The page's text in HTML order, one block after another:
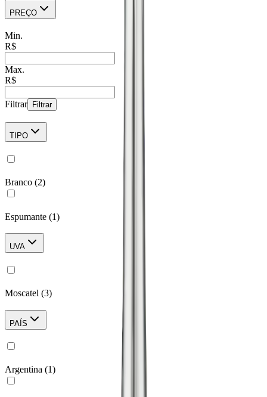
PREÇO
Min.
R$
Max.
R$
Filtrar Filtrar
TIPO
Branco (2)
Espumante (1)
UVA
Moscatel (3)
PAÍS
Argentina (1)